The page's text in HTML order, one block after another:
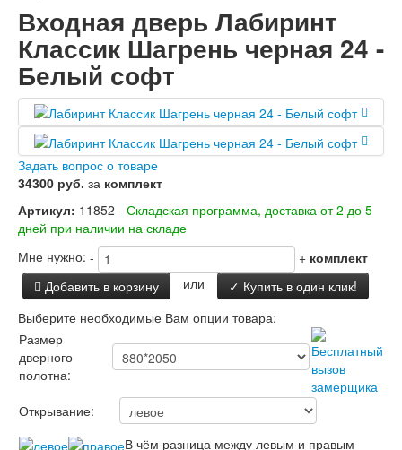
Лабиринт Атлантик
Лабиринт Бетон
Лабиринт Верса
Лабиринт Версаль
Лабиринт Гранд
Лабиринт Дверь двойная тамбурная под
заказ
Лабиринт Имперо
Лабиринт Инфинити
Лабиринт Иссида
Лабиринт Кармина
Лабиринт Классик Антик медный
Лабиринт Классик Шагрень
Лабиринт Кредор
Лабиринт Лаб Про
Лабиринт Лайн Вайт
Лабиринт Леолаб
Лабиринт Лондон
Лабиринт Лофт
Лабиринт Мегаполис
Лабиринт Норд Плюс
Лабиринт Нью Йорк
Лабиринт Пазл
Входная дверь Лабиринт
Классик Шагрень черная 24 -
Белый софт
Задать вопрос о товаре
34300 руб. за комплект
Артикул: 11852 - Складская программа, доставка от 2 до 5
дней при наличии на складе
Мне нужно: - + комплект
Добавить в корзину
или
✓ Купить в один клик!
Выберите необходимые Вам опции товара:
Размер
дверного
полотна:
Открывание:
В чём разница между левым и правым